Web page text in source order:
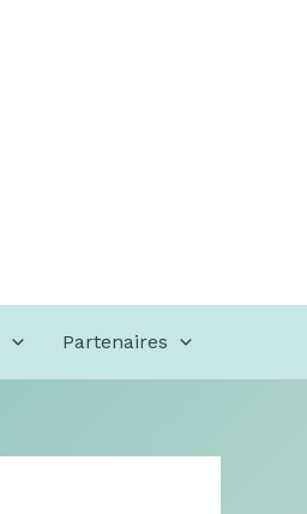
Partenaires